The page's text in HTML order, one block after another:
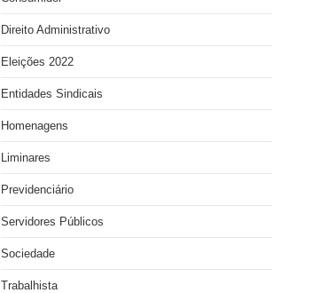
Direito Administrativo
Eleições 2022
Entidades Sindicais
Homenagens
Liminares
Previdenciário
Servidores Públicos
Sociedade
Trabalhista